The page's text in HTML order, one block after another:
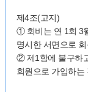
제4조(고지)
① 회비는 연 1회 3
명시한 서면으로
② 제1항에 불구하
회원으로 가입하는